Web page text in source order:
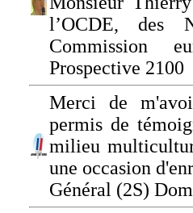
l’OCDE, des
Commission
Prospective 2100
Merci de
permis de
milieu
une occasion
Général (2S)